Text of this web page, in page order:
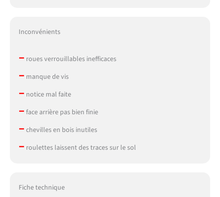
Inconvénients
– roues verrouillables inefficaces
– manque de vis
– notice mal faite
– face arrière pas bien finie
– chevilles en bois inutiles
– roulettes laissent des traces sur le sol
Fiche technique